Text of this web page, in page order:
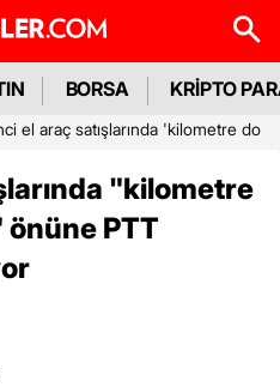
BORSA KRİPTO
el araç satışlarında 'kilometre
"kilometre
önüne PTT